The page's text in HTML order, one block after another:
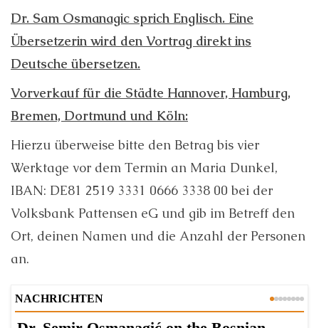
Dr. Sam Osmanagic sprich Englisch. Eine
Übersetzerin wird den Vortrag direkt ins
Deutsche übersetzen.
Vorverkauf für die Städte Hannover, Hamburg,
Bremen, Dortmund und Köln:
Hierzu überweise bitte den Betrag bis vier
Werktage vor dem Termin an Maria Dunkel,
IBAN: DE81 2519 3331 0666 3338 00 bei der
Volksbank Pattensen eG und gib im Betreff den
Ort, deinen Namen und die Anzahl der Personen
an.
NACHRICHTEN